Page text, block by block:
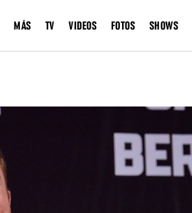
MÁS TV VIDEOS FOTOS SHOWS